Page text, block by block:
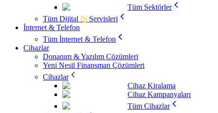
Tüm Sektörler
Tüm Dijital İŞ Servisleri
İnternet & Telefon
Tüm İnternet & Telefon
Cihazlar
Donanım & Yazılım Çözümleri
Yeni Nesil Finansman Çözümleri
Cihazlar
Cihaz Kiralama
Cihaz Kampanyaları
Tüm Cihazlar